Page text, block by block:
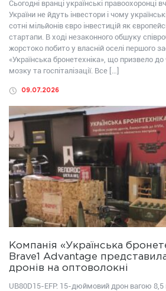
Сьогодні вранці українські правоохоронці
України не йдуть інвестори і чому
сотні мільйонів євро інвестицій як
стартапи. В ході незаконного обшуку
жорстоко побито у власній оселі першого
«Українська бронетехніка», що призвело
мозку та госпіталізації. Все […]
09.07.2026
Компанія «Українська
Brave1 Advantage
дронів на оптоволокні
UB80D15-EFP: 15-дюймовий дрон вагою